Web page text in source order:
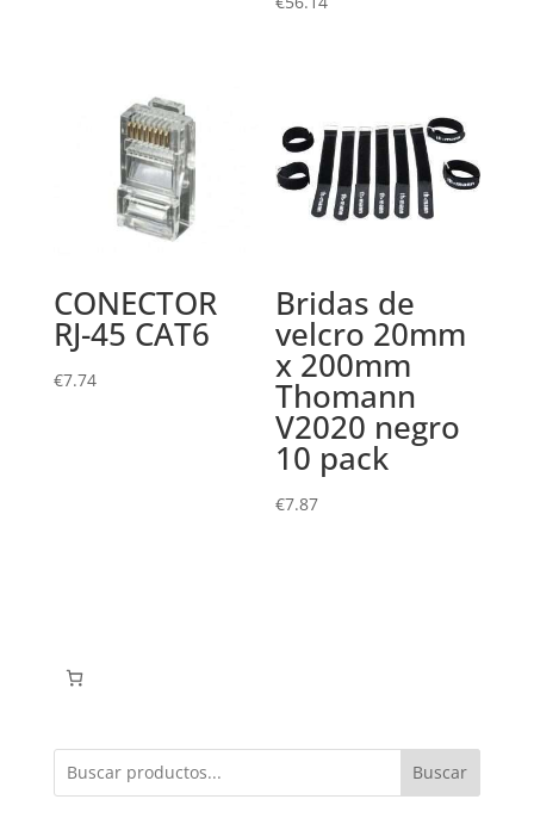
CONECTOR
RJ-45 CAT6
€7.74
Bridas de
velcro 20mm
x 200mm
Thomann
V2020 negro
10 pack
€7.87
Buscar